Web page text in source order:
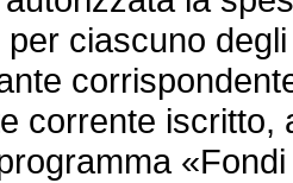
ciascuno
corrente iscritto,